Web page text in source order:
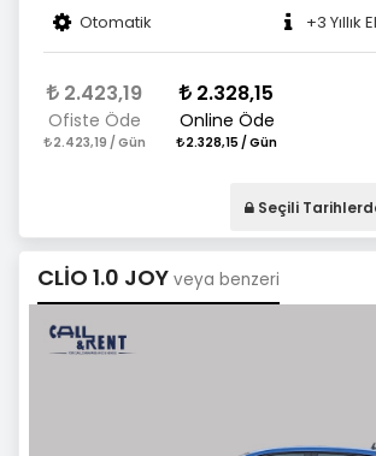
Otomatik +3 Yıllık
2.423,19
Ofiste Öde
2.423,19 / Gün
2.328,15
Online Öde
2.328,15 / Gün
Seçili
CLİO 1.0 JOY veya benzeri